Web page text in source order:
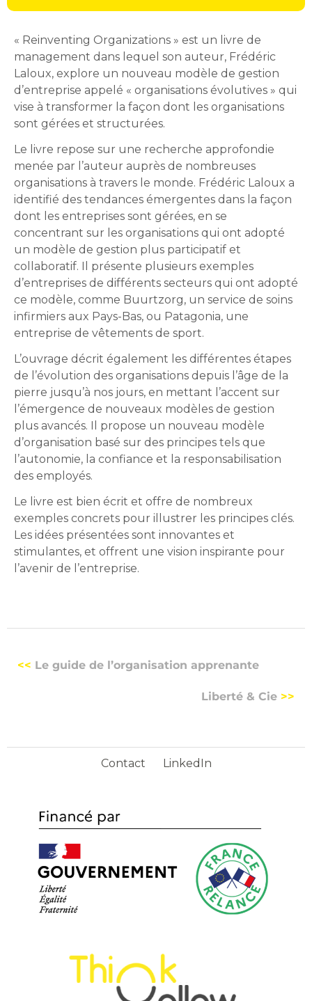
« Reinventing Organizations » est un livre de
management dans lequel son auteur, Frédéric
Laloux, explore un nouveau modèle de gestion
d’entreprise appelé « organisations évolutives » qui
vise à transformer la façon dont les organisations
sont gérées et structurées.
Le livre repose sur une recherche approfondie
menée par l’auteur auprès de nombreuses
organisations à travers le monde. Frédéric Laloux a
identifié des tendances émergentes dans la façon
dont les entreprises sont gérées, en se
concentrant sur les organisations qui ont adopté
un modèle de gestion plus participatif et
collaboratif. Il présente plusieurs exemples
d’entreprises de différents secteurs qui ont adopté
ce modèle, comme Buurtzorg, un service de soins
infirmiers aux Pays-Bas, ou Patagonia, une
entreprise de vêtements de sport.
L’ouvrage décrit également les différentes étapes
de l’évolution des organisations depuis l’âge de la
pierre jusqu’à nos jours, en mettant l’accent sur
l’émergence de nouveaux modèles de gestion
plus avancés. Il propose un nouveau modèle
d’organisation basé sur des principes tels que
l’autonomie, la confiance et la responsabilisation
des employés.
Le livre est bien écrit et offre de nombreux
exemples concrets pour illustrer les principes clés.
Les idées présentées sont innovantes et
stimulantes, et offrent une vision inspirante pour
l’avenir de l’entreprise.
<< Le guide de l’organisation apprenante
Liberté & Cie >>
Contact LinkedIn